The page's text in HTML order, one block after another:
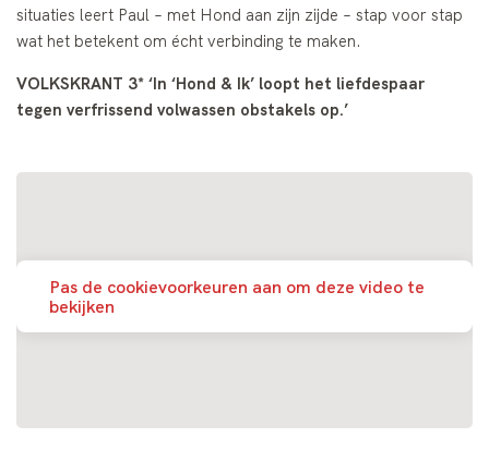
situaties leert Paul – met Hond aan zijn zijde – stap voor stap
wat het betekent om écht verbinding te maken.
VOLKSKRANT 3* ‘In ‘Hond & Ik’ loopt het liefdespaar
tegen verfrissend volwassen obstakels op.’
Pas de cookievoorkeuren aan om deze video te
bekijken